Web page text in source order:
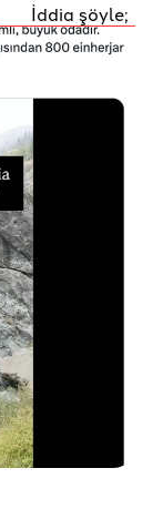
İddia şöyle;